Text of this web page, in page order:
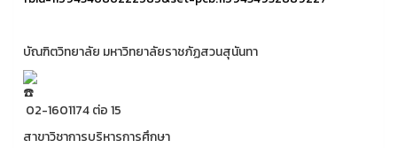
บัณฑิตวิทยาลัย มหาวิทยาลัยราชภัฏสวนสุนันทา
02-1601174 ต่อ 15
สาขาวิชาการบริหารการศึกษา